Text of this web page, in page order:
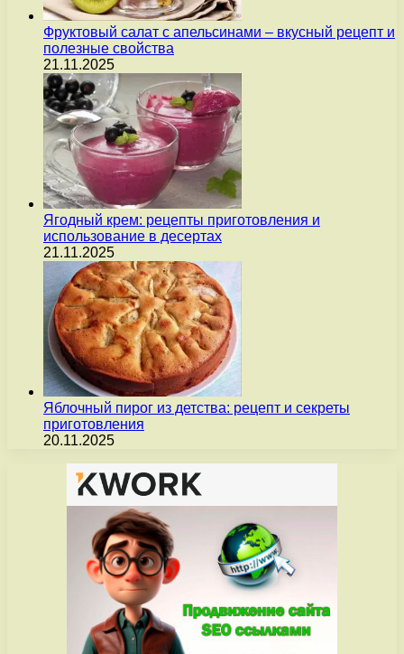
Фруктовый салат с апельсинами – вкусный рецепт и
полезные свойства
21.11.2025
Ягодный крем: рецепты приготовления и
использование в десертах
21.11.2025
Яблочный пирог из детства: рецепт и секреты
приготовления
20.11.2025